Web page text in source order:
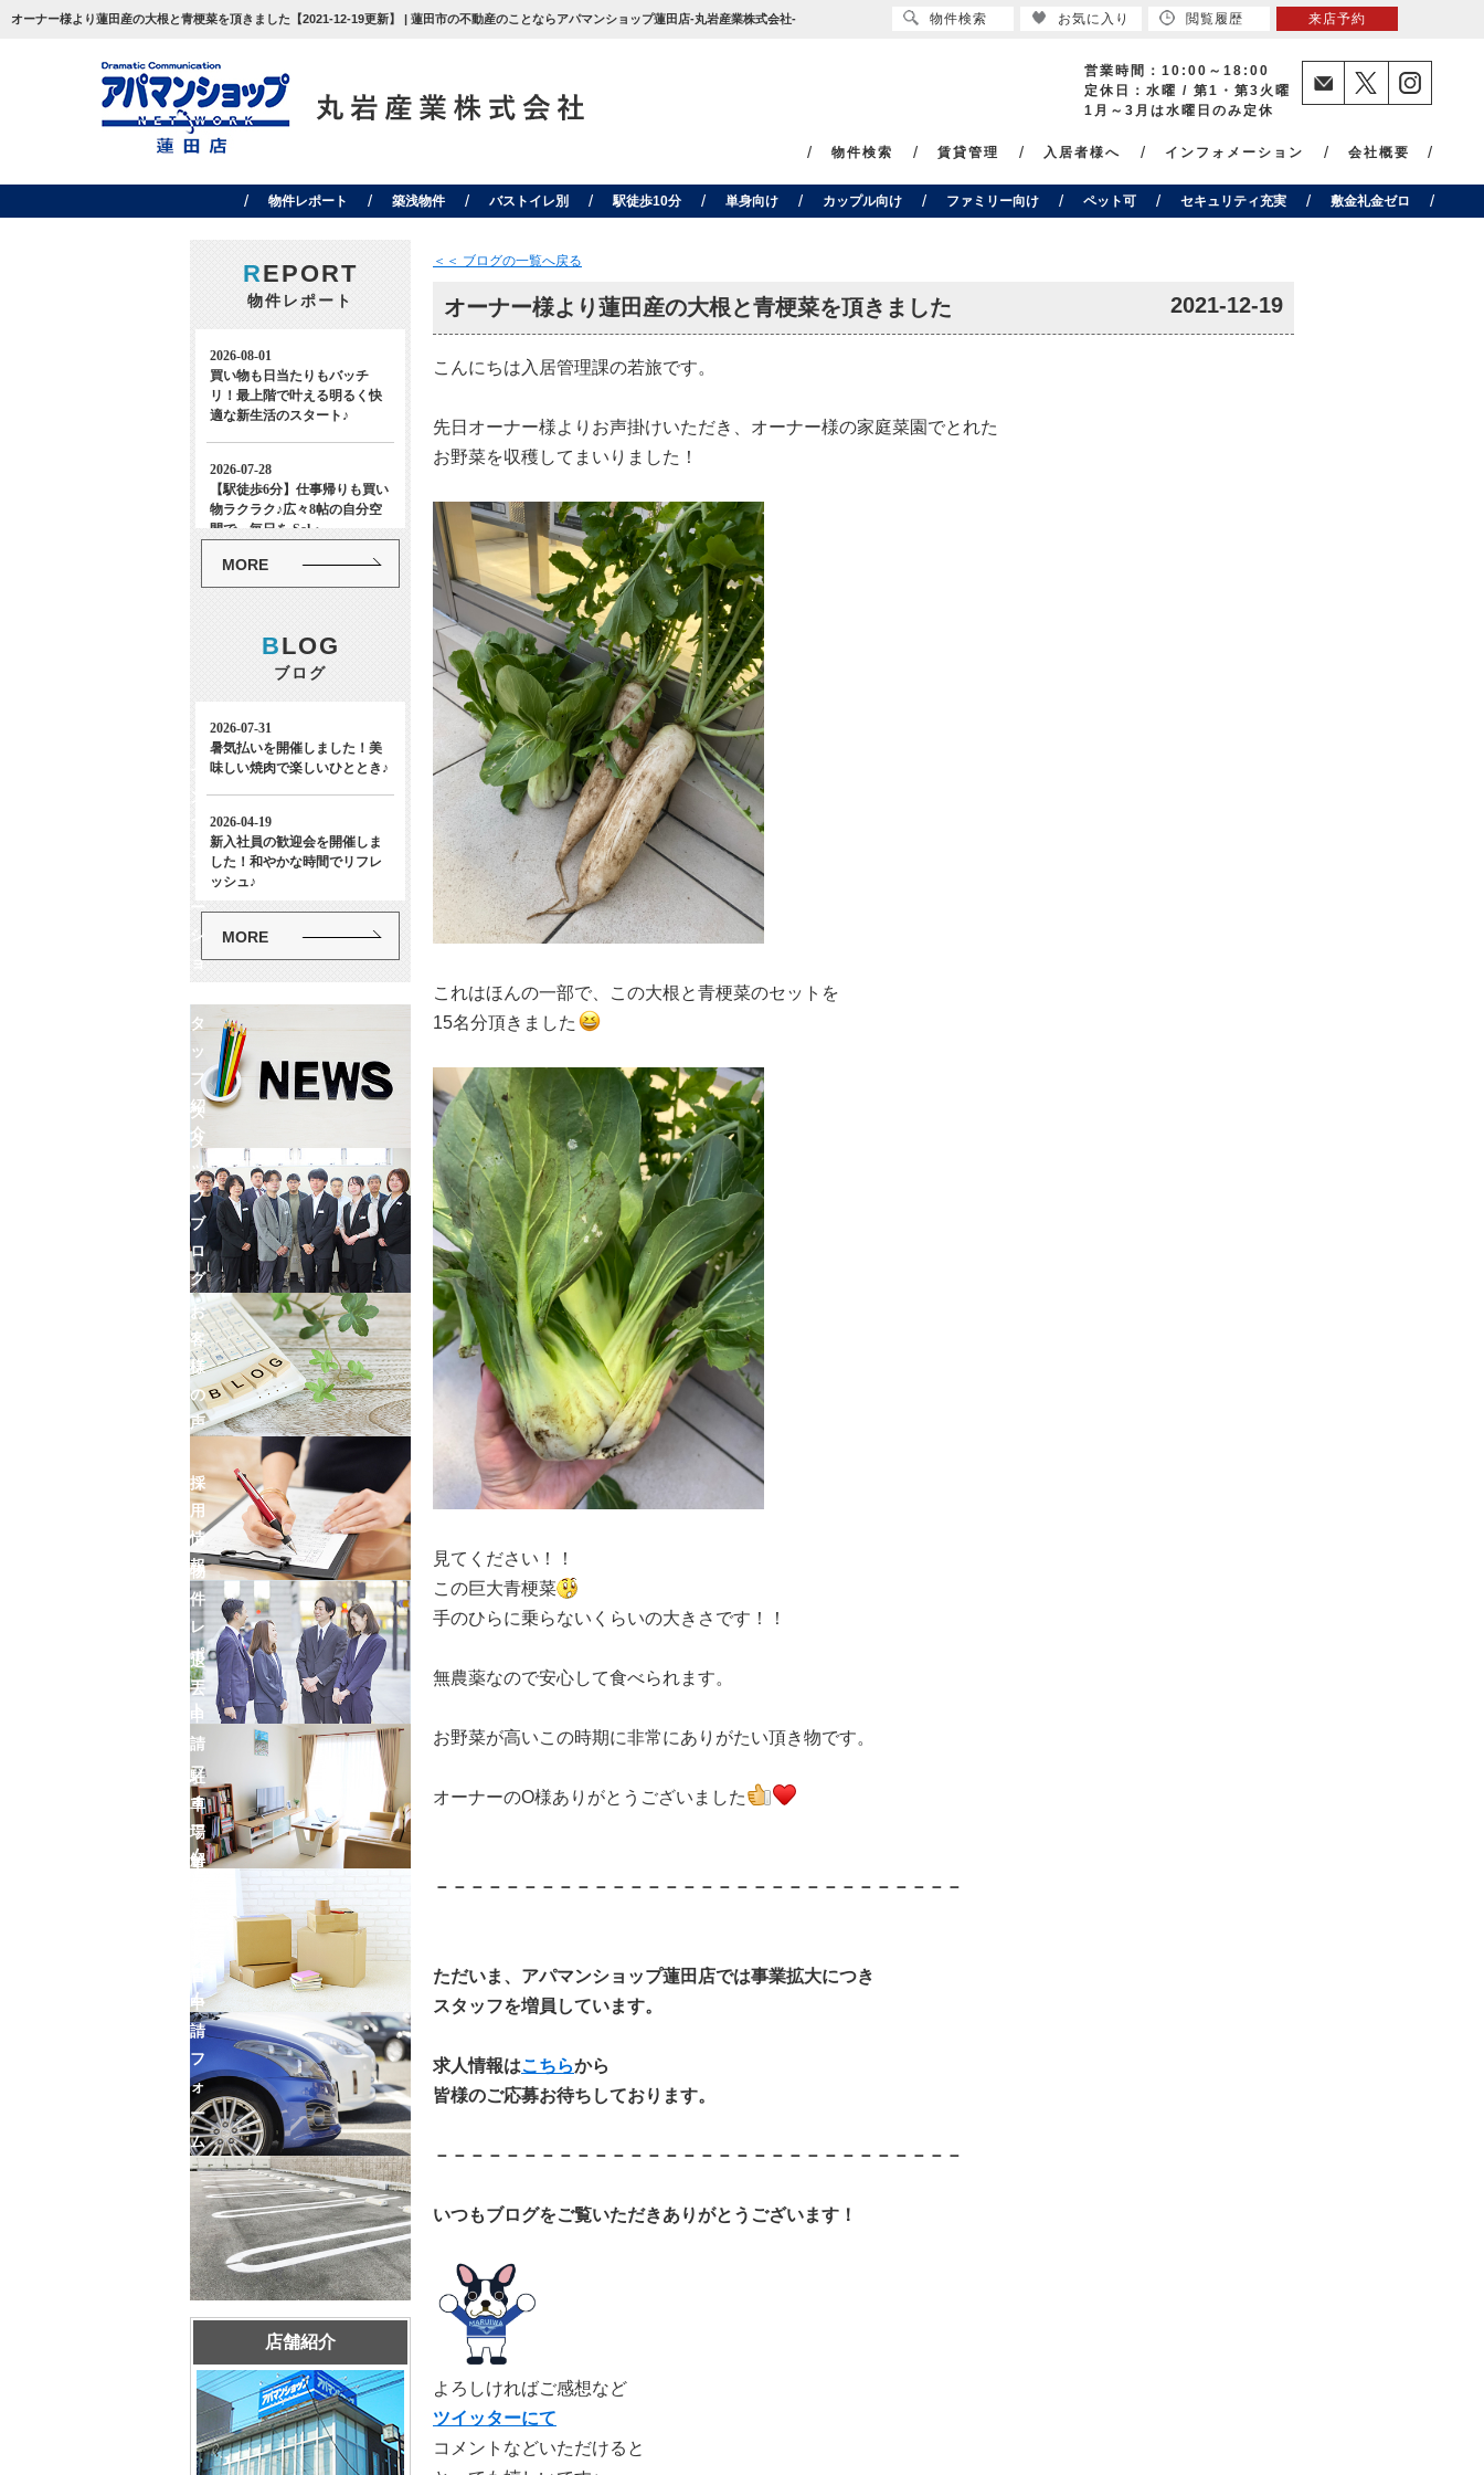
オーナー様より蓮田産の大根と青梗菜を頂きました【2021-12-19更新】 | 蓮田市の不動産のことならアパマンショップ蓮田店-丸岩産業株式会社-
営業時間：10:00～18:00
定休日：水曜 / 第1・第3火曜
1月～3月は水曜日のみ定休
物件検索 賃貸管理 入居者様へ インフォメーション 会社概要
物件レポート 築浅物件 バストイレ別 駅徒歩10分 単身向け カップル向け ファミリー向け ペット可 セキュリティ充実 敷金礼金ゼロ
＜＜ ブログの一覧へ戻る
オーナー様より蓮田産の大根と青梗菜を頂きました 2021-12-19
こんにちは入居管理課の若旅です。
先日オーナー様よりお声掛けいただき、オーナー様の家庭菜園でとれた
お野菜を収穫してまいりました！
これはほんの一部で、この大根と青梗菜のセットを
15名分頂きました
見てください！！
この巨大青梗菜
手のひらに乗らないくらいの大きさです！！
無農薬なので安心して食べられます。
お野菜が高いこの時期に非常にありがたい頂き物です。
オーナーのO様ありがとうございました
－－－－－－－－－－－－－－－－－－－－－－－－－－－－－－
ただいま、アパマンショップ蓮田店では事業拡大につき
スタッフを増員しています。
求人情報はこちらから
皆様のご応募お待ちしております。
－－－－－－－－－－－－－－－－－－－－－－－－－－－－－－
いつもブログをご覧いただきありがとうございます！
よろしければご感想など
ツイッターにて
コメントなどいただけると
REPORT
物件レポート
MORE
BLOG
ブログ
MORE
イ
ン
ー
シ
ョ
タ
ッ
フ
紹
介
ス
タ
ッ
フ
ブ
ロ
グ
お
客
様
の
声
採
用
情
報
物
件
レ
ポ
ー
ト
退
去
申
請
フ
ォ
ー
ム
駐
車
場
解
ム
車
申
請
フ
ォ
ー
ム
店舗紹介
物件検索 お気に入り 閲覧履歴 来店予約